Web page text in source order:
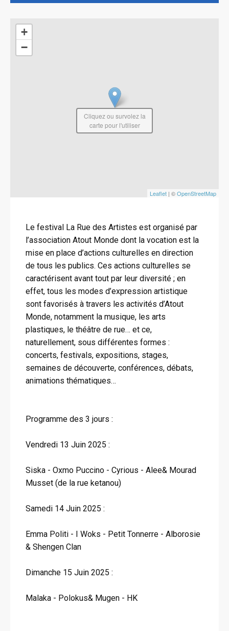
+
−
Leaflet | ©OpenStreetMap
Cliquez ou survolez la
carte pour l'utiliser
Le festival La Rue des Artistes est organisé par
l’association Atout Monde dont la vocation est la
mise en place d’actions culturelles en direction
de tous les publics. Ces actions culturelles se
caractérisent avant tout par leur diversité ; en
effet, tous les modes d’expression artistique
sont favorisés à travers les activités d’Atout
Monde, notamment la musique, les arts
plastiques, le théâtre de rue… et ce,
naturellement, sous différentes formes :
concerts, festivals, expositions, stages,
semaines de découverte, conférences, débats,
animations thématiques…
Programme des 3 jours :
Vendredi 13 Juin 2025 :
Siska - Oxmo Puccino - Cyrious - Alee& Mourad
Musset (de la rue ketanou)
Samedi 14 Juin 2025 :
Emma Politi - I Woks - Petit Tonnerre - Alborosie
& Shengen Clan
Dimanche 15 Juin 2025 :
Malaka - Polokus& Mugen - HK